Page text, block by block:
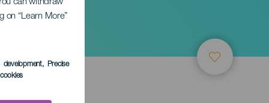
can withdraw
on “Learn More”
development, Precise